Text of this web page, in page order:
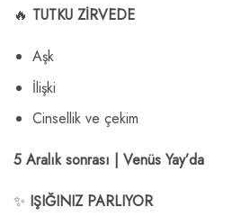
🔥 TUTKU ZİRVEDE
Aşk
İlişki
Cinsellik ve çekim
5 Aralık sonrası | Venüs Yay’da
✨ IŞIĞINIZ PARLIYOR